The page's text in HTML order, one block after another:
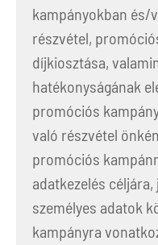
kampányokban és/
részvétel,
díjkiosztása,
hatékonyságának
promóciós
való részvétel
promóciós
adatkezelés
személyes adatok
kampányra